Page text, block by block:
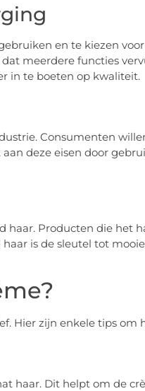
en te kiezen
meerdere functies
in te boeten op kwaliteit.
Consumenten
deze eisen door
haar. Producten die het
is de sleutel tot
Hier zijn enkele tips
haar. Dit helpt om de